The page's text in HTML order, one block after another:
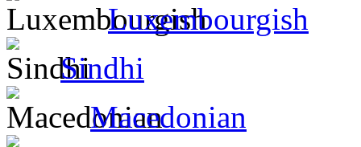
Luxembourgish
Sindhi
Macedonian